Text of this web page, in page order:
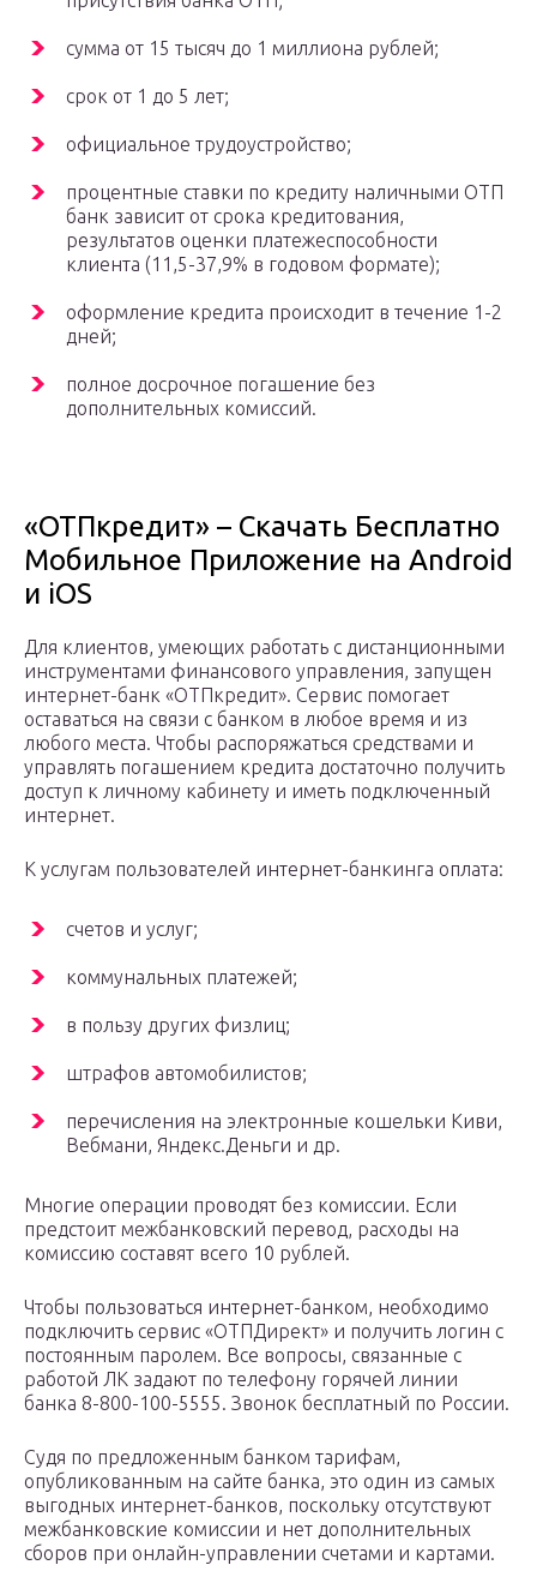
сумма от 15 тысяч до 1 миллиона рублей;
срок от 1 до 5 лет;
официальное трудоустройство;
процентные ставки по кредиту наличными ОТП
банк зависит от срока кредитования,
результатов оценки платежеспособности
клиента (11,5-37,9% в годовом формате);
оформление кредита происходит в течение 1-2
дней;
полное досрочное погашение без
дополнительных комиссий.
«ОТПкредит» – Скачать Бесплатно
Мобильное Приложение на Android
и iOS
Для клиентов, умеющих работать с дистанционными
инструментами финансового управления, запущен
интернет-банк «ОТПкредит». Сервис помогает
оставаться на связи с банком в любое время и из
любого места. Чтобы распоряжаться средствами и
управлять погашением кредита достаточно получить
доступ к личному кабинету и иметь подключенный
интернет.
К услугам пользователей интернет-банкинга оплата:
счетов и услуг;
коммунальных платежей;
в пользу других физлиц;
штрафов автомобилистов;
перечисления на электронные кошельки Киви,
Вебмани, Яндекс.Деньги и др.
Многие операции проводят без комиссии. Если
предстоит межбанковский перевод, расходы на
комиссию составят всего 10 рублей.
Чтобы пользоваться интернет-банком, необходимо
подключить сервис «ОТПДирект» и получить логин с
постоянным паролем. Все вопросы, связанные с
работой ЛК задают по телефону горячей линии
банка 8-800-100-5555. Звонок бесплатный по России.
Судя по предложенным банком тарифам,
опубликованным на сайте банка, это один из самых
выгодных интернет-банков, поскольку отсутствуют
межбанковские комиссии и нет дополнительных
сборов при онлайн-управлении счетами и картами.